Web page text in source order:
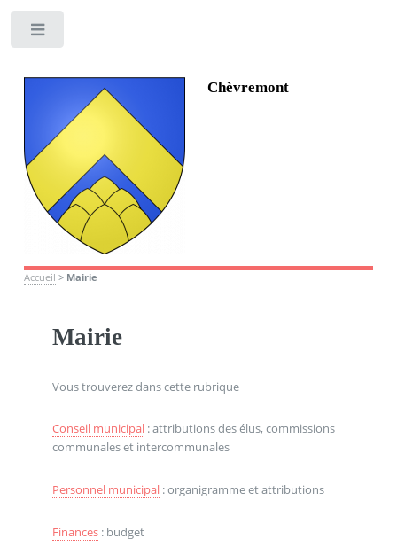
Chèvremont
Accueil > Mairie
Mairie
Vous trouverez dans cette rubrique
Conseil municipal: attributions des élus, commissions
communales et intercommunales
Personnel municipal: organigramme et attributions
Finances: budget